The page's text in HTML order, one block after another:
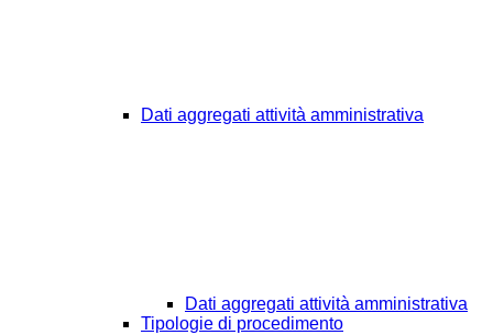
Dati aggregati attività amministrativa
Dati aggregati attività amministrativa
Tipologie di procedimento